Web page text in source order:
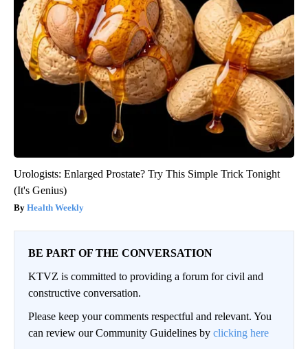
Urologists: Enlarged Prostate? Try This Simple Trick Tonight
(It's Genius)
Health Weekly
BE PART OF THE CONVERSATION
KTVZ is committed to providing a forum for civil and
constructive conversation.
Please keep your comments respectful and relevant. You
can review our Community Guidelines by clicking here